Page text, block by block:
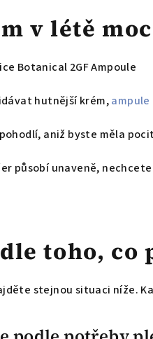
v létě
Botanical 2GF Ampoule
hutnější krém,ampule
aniž byste měla
působí unaveně,
toho, co
stejnou situaci níže.